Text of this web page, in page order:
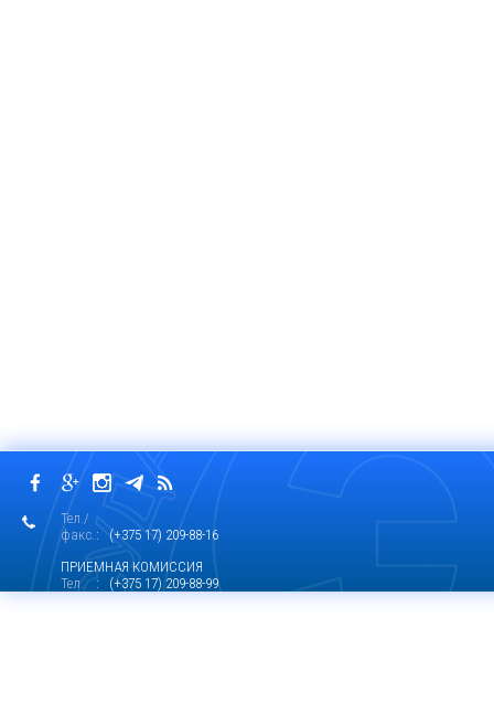
Тел./
факс. : (+375 17) 209-88-16
ПРИЕМНАЯ КОМИССИЯ
Тел.
: (+375 17) 209-88-99